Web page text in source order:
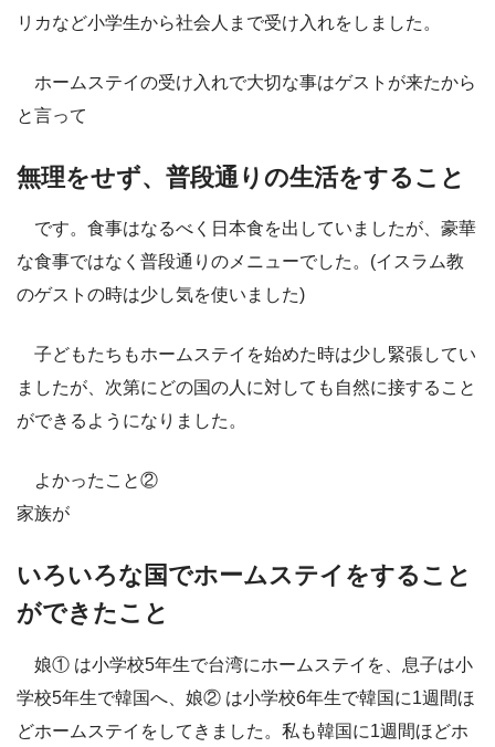
リカなど小学生から社会人まで受け入れをしました。
ホームステイの受け入れで大切な事はゲストが来たから
と言って
無理をせず、普段通りの生活をすること
です。食事はなるべく日本食を出していましたが、豪華
な食事ではなく普段通りのメニューでした。(イスラム教
のゲストの時は少し気を使いました)
子どもたちもホームステイを始めた時は少し緊張してい
ましたが、次第にどの国の人に対しても自然に接すること
ができるようになりました。
よかったこと②
家族が
いろいろな国でホームステイをすること
ができたこと
娘① は小学校5年生で台湾にホームステイを、息子は小
学校5年生で韓国へ、娘② は小学校6年生で韓国に1週間ほ
どホームステイをしてきました。私も韓国に1週間ほどホ